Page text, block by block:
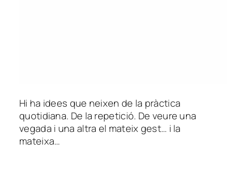
Hi ha idees que neixen de la pràctica
quotidiana. De la repetició. De veure una
vegada i una altra el mateix gest… i la
mateixa…